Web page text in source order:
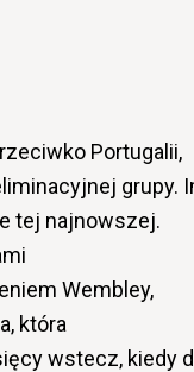
Portugalii,
grupy.
tej najnowszej.
Wembley,
która
wstecz, kiedy